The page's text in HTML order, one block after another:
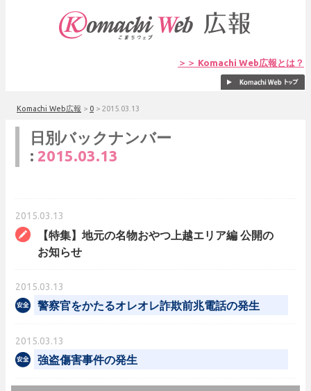
＞＞ Komachi Web広報とは？
Komachi Web広報 > 0 > 2015.03.13
日別バックナンバー
: 2015.03.13
2015.03.13
【特集】地元の名物おやつ上越エリア編 公開の
お知らせ
2015.03.13
警察官をかたるオレオレ詐欺前兆電話の発生
2015.03.13
強盗傷害事件の発生